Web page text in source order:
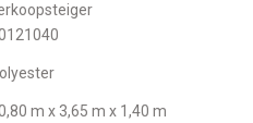
m x 3,65 m x 1,40 m